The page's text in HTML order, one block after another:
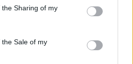
Sharing of my
Sale of my